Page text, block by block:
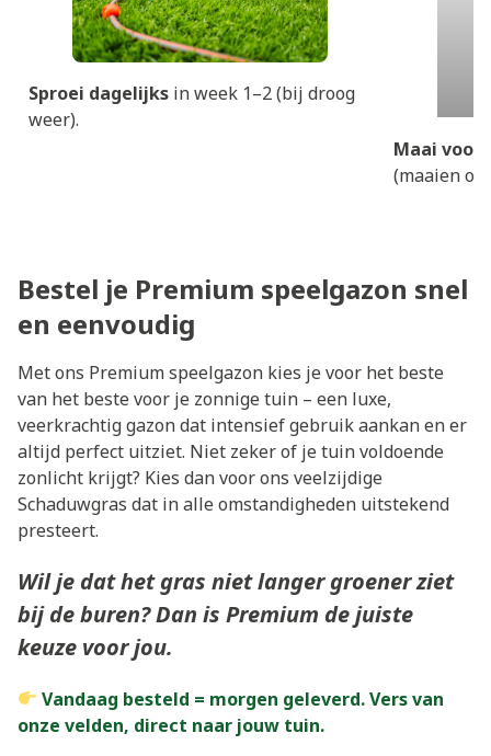
Sproei dagelijks in week 1–2 (bij droog
weer).
Maai voor
(maaien op
Bestel je Premium speelgazon snel
en eenvoudig
Met ons Premium speelgazon kies je voor het beste
van het beste voor je zonnige tuin – een luxe,
veerkrachtig gazon dat intensief gebruik aankan en er
altijd perfect uitziet. Niet zeker of je tuin voldoende
zonlicht krijgt? Kies dan voor ons veelzijdige
Schaduwgras dat in alle omstandigheden uitstekend
presteert.
Wil je dat het gras niet langer groener ziet
bij de buren? Dan is Premium de juiste
keuze voor jou.
Vandaag besteld = morgen geleverd. Vers van
onze velden, direct naar jouw tuin.